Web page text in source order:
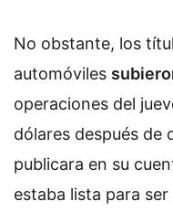
No obstante, los
automóviles
operaciones del
dólares después de
publicara en su
estaba lista para